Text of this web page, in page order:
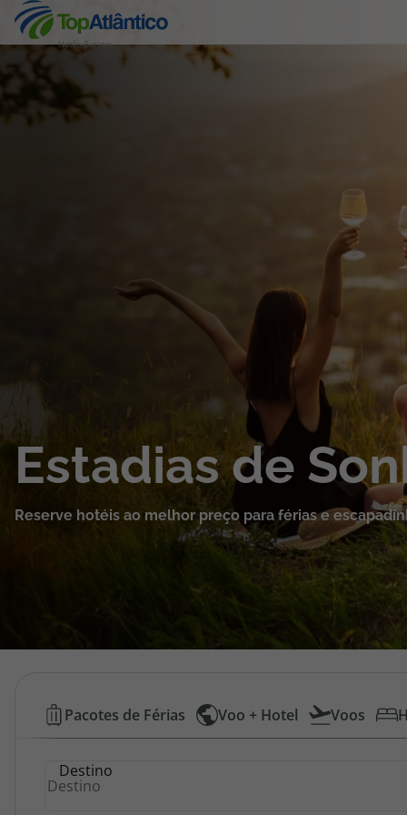
Hotéis Baratos
Destinos
Pacotes de Férias
Cruzeiros
Promoções
Área de Cliente
Estadias de
Reserve hotéis ao melhor preço para férias e
Hotéis
Baratos
Pacotes de Férias Voo + Hotel Voos
Destino